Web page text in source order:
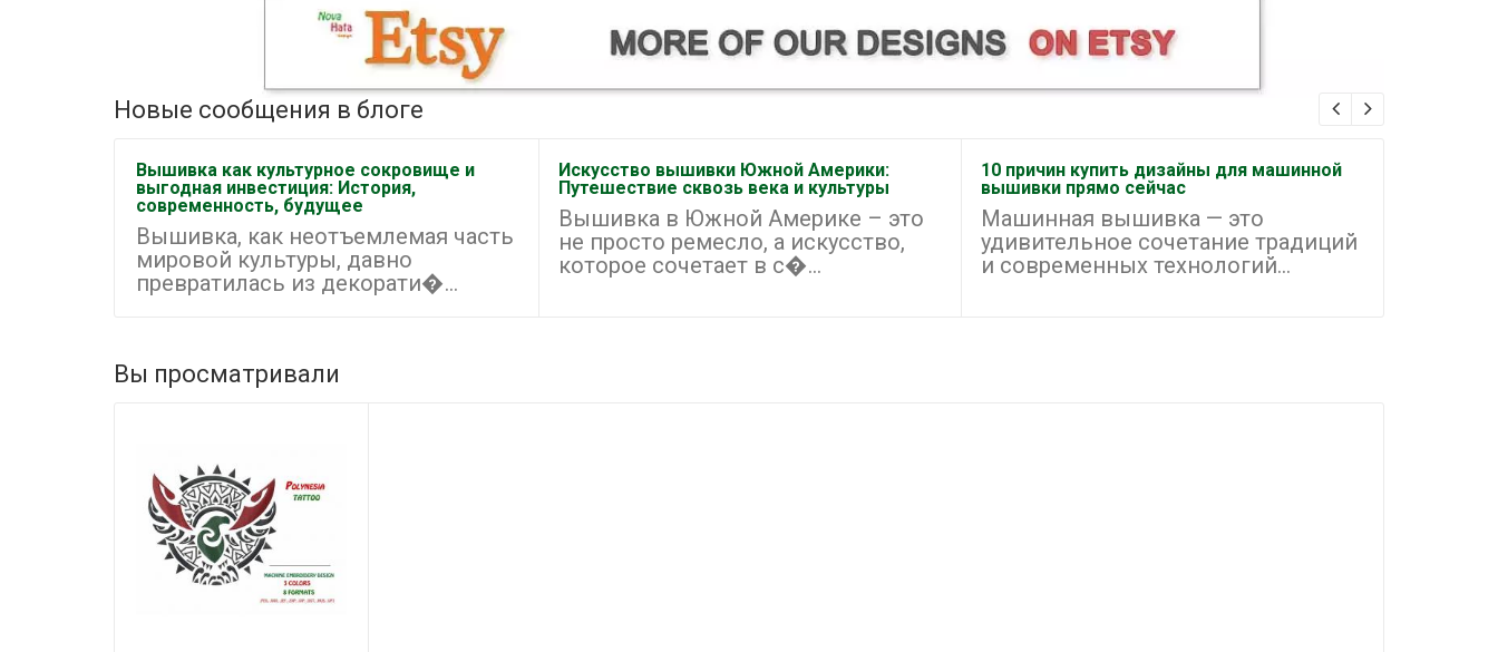
Новые сообщения в блоге
Вышивка как культурное сокровище и
выгодная инвестиция: История,
современность, будущее
Вышивка, как неотъемлемая часть
мировой культуры, давно
превратилась из декорати�...
Искусство вышивки Южной Америки:
Путешествие сквозь века и культуры
Вышивка в Южной Америке – это
не просто ремесло, а искусство,
которое сочетает в с�...
10 причин купить дизайны для машинной
вышивки прямо сейчас
Машинная вышивка — это
удивительное сочетание традиций
и современных технологий...
Вы просматривали